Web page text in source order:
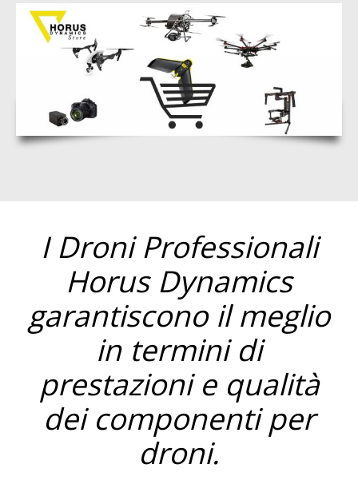
I Droni Professionali
Horus Dynamics
garantiscono il meglio
in termini di
prestazioni e qualità
dei componenti per
droni.